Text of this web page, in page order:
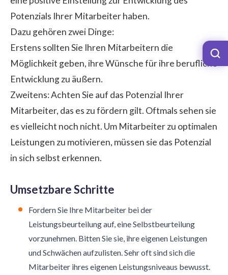
Potenzials Ihrer Mitarbeiter haben.
Dazu gehören zwei Dinge:
Erstens sollten Sie Ihren Mitarbeitern die
Möglichkeit geben, ihre Wünsche für ihre berufliche
Entwicklung zu äußern.
Zweitens: Achten Sie auf das Potenzial Ihrer
Mitarbeiter, das es zu fördern gilt. Oftmals sehen sie
es vielleicht noch nicht. Um Mitarbeiter zu optimalen
Leistungen zu motivieren, müssen sie das Potenzial
in sich selbst erkennen.
Umsetzbare Schritte
Fordern Sie Ihre Mitarbeiter bei der
Leistungsbeurteilung auf, eine Selbstbeurteilung
vorzunehmen. Bitten Sie sie, ihre eigenen Leistungen
und Schwächen aufzulisten. Sehr oft sind sich die
Mitarbeiter ihres eigenen Leistungsniveaus bewusst.